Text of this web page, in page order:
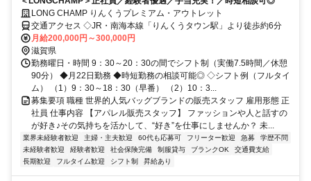
LONG CHAMP りんくうプレミアム・アウトレット
交通アクセス ◇JR・南海本線「りんくうタウン駅」より徒歩約6分
月給200,000円～300,000円
滋賀県
勤務曜日・時間 9：30～20：30の間でシフト制（実働7.5時間／休憩
90分） ◆月22日勤務 ◆時短勤務の相談可能◎ ◇シフト例（フルタイ
ム） （1）9：30～18：30（早番） （2）10：3...
募集要項 職種 世界的人気バッグブランドの販売スタッフ 雇用形態 正
社員 仕事内容 【アパレル販売スタッフ】 ファッションや人と話すの
が好き♪その気持ちを活かして、“好き”を仕事にしませんか？ 未...
業界未経験者歓迎 主婦・主夫歓迎 60代も応募可 フリーター歓迎 急募
学歴不問
未経験者歓迎
経験者歓迎 社会保険完備 制服貸与 ブランクOK
交通費支給
長期歓迎
フルタイム歓迎 シフト制 昇給あり